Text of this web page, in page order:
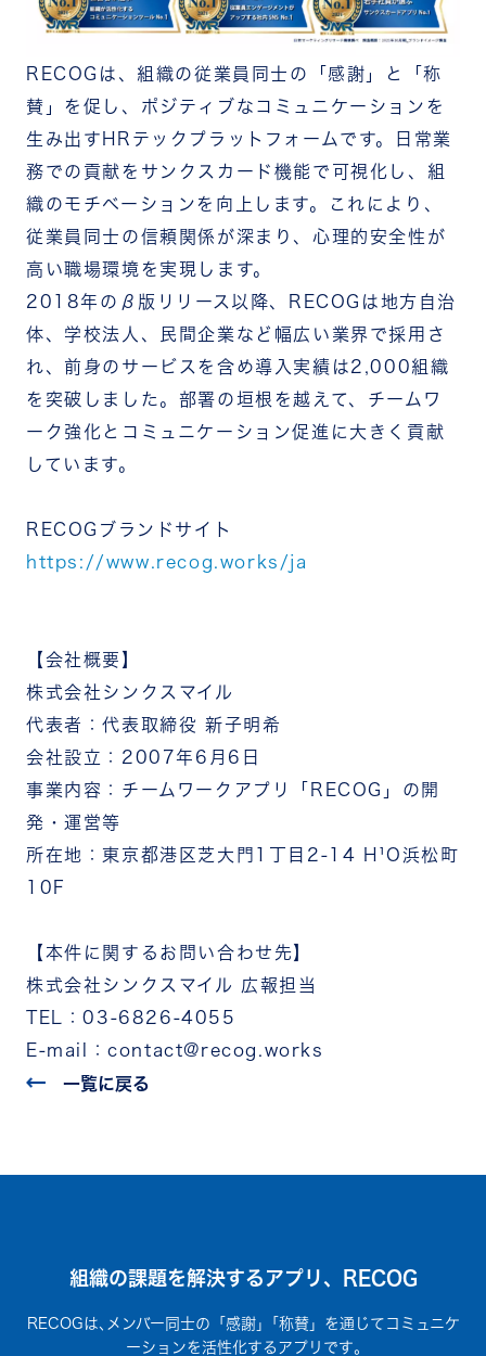
RECOGは、組織の従業員同士の「感謝」と「称
賛」を促し、ポジティブなコミュニケーションを
生み出すHRテックプラットフォームです。日常業
務での貢献をサンクスカード機能で可視化し、組
織のモチベーションを向上します。これにより、
従業員同士の信頼関係が深まり、心理的安全性が
高い職場環境を実現します。
2018年のβ版リリース以降、RECOGは地方自治
体、学校法人、民間企業など幅広い業界で採用さ
れ、前身のサービスを含め導入実績は2,000組織
を突破しました。部署の垣根を越えて、チームワ
ーク強化とコミュニケーション促進に大きく貢献
しています。
RECOGブランドサイト
https://www.recog.works/ja
【会社概要】
株式会社シンクスマイル
代表者：代表取締役 新子明希
会社設立：2007年6月6日
事業内容：チームワークアプリ「RECOG」の開
発・運営等
所在地：東京都港区芝大門1丁目2-14 H¹O浜松町
10F
【本件に関するお問い合わせ先】
株式会社シンクスマイル 広報担当
TEL：03-6826-4055
E-mail：contact@recog.works
一覧に戻る
組織の課題を解決するアプリ、RECOG
RECOGは､メンバー同士の「感謝」｢称賛」を通じてコミュニケ
ーションを活性化するアプリです｡